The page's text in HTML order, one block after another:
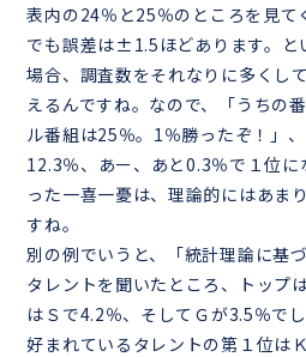
表内の24％と25％のところを見
でも誤差は±1.5ほどあります。と
場合、調査数をそれなりに多くし
えるんですね。なので、「うちの
ル番組は25％。1％勝ったぞ！」
12.3％、あー、あと0.3％で１位
った一喜一憂は、理論的にはあま
すね。
別の例でいうと、「統計理論に基
タレントを聞いたところ、トップ
はＳで4.2％、そしてＧが3.5％で
好まれているタレントの第１位は